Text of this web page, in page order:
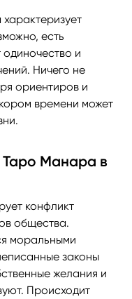
есть
и
Ничего не
ориентиров и
времени может
Манара в
конфликт
общества.
моральными
законы
желания и
Происходит